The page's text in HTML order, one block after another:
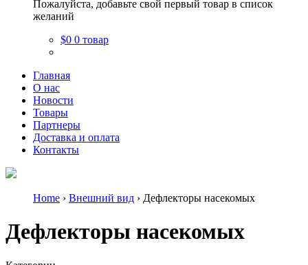
Пожалуйста, добавьте свой первый товар в список
желаний
$0 0 товар
Главная
О нас
Новости
Товары
Партнеры
Доставка и оплата
Контакты
Home › Внешний вид › Дефлекторы насекомых
Дефлекторы насекомых